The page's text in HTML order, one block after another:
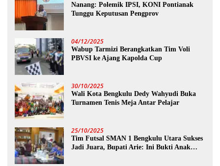
Nanang: Polemik IPSI, KONI Pontianak
Tunggu Keputusan Pengprov
04/12/2025
Wabup Tarmizi Berangkatkan Tim Voli
PBVSI ke Ajang Kapolda Cup
30/10/2025
Wali Kota Bengkulu Dedy Wahyudi Buka
Turnamen Tenis Meja Antar Pelajar
25/10/2025
Tim Futsal SMAN 1 Bengkulu Utara Sukses
Jadi Juara, Bupati Arie: Ini Bukti Anak